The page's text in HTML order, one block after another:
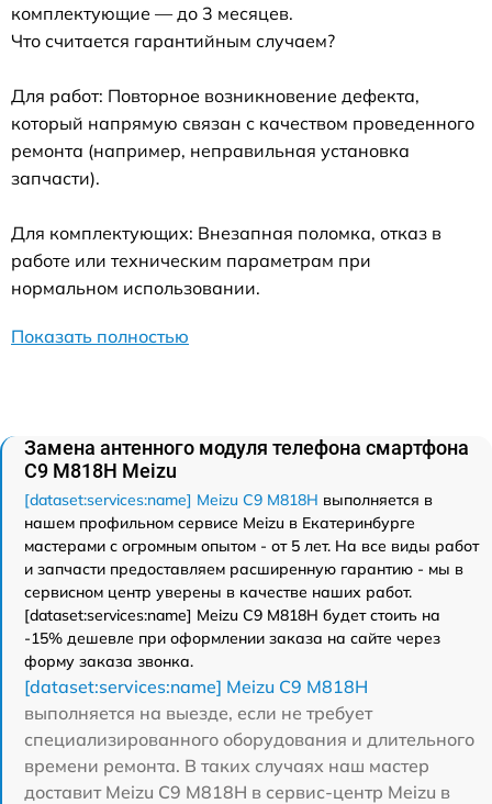
комплектующие — до 3 месяцев.
Что считается гарантийным случаем?
Для работ: Повторное возникновение дефекта,
который напрямую связан с качеством проведенного
ремонта (например, неправильная установка
запчасти).
Для комплектующих: Внезапная поломка, отказ в
работе или техническим параметрам при
нормальном использовании.
Показать полностью
Замена антенного модуля телефона смартфона
C9 M818H Meizu
[dataset:services:name] Meizu C9 M818H выполняется в
нашем профильном сервисе Meizu в Екатеринбурге
мастерами с огромным опытом - от 5 лет. На все виды работ
и запчасти предоставляем расширенную гарантию - мы в
сервисном центр уверены в качестве наших работ.
[dataset:services:name] Meizu C9 M818H будет стоить на
-15% дешевле при оформлении заказа на сайте через
форму заказа звонка.
[dataset:services:name] Meizu C9 M818H
выполняется на выезде, если не требует
специализированного оборудования и длительного
времени ремонта. В таких случаях наш мастер
доставит Meizu C9 M818H в сервис-центр Meizu в